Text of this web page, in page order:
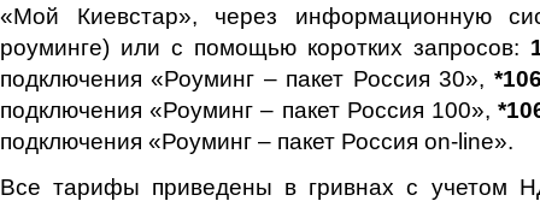
«Мой Киевстар», через информационную
роуминге) или с помощью коротких запросов:
подключения «Роуминг – пакет Россия 30»,
подключения «Роуминг – пакет Россия 100»,
подключения «Роуминг – пакет Россия on-line».
Все тарифы приведены в гривнах с учетом